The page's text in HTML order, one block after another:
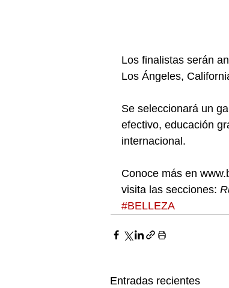
Los finalistas serán
Los Ángeles,
Se seleccionará un
efectivo, educación
internacional.
Conoce más en
visita las secciones:
#BELLEZA
Entradas recientes